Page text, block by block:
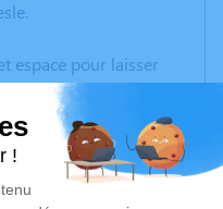
espace pour laisser
photos souvenirs, une
à travers des
est un lieu
mémoire de Marie